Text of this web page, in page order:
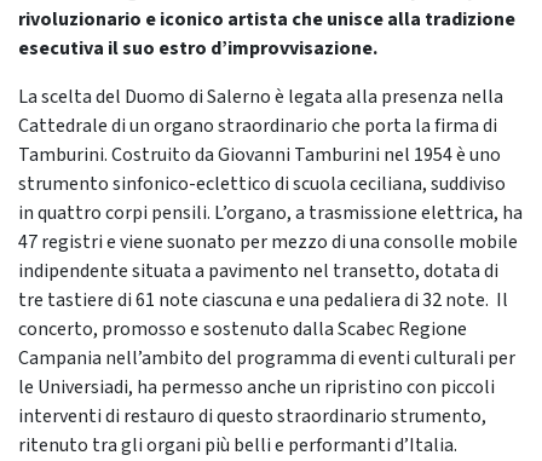
rivoluzionario e iconico artista che unisce alla tradizione
esecutiva il suo estro d’improvvisazione.
La scelta del Duomo di Salerno è legata alla presenza nella
Cattedrale di un organo straordinario che porta la firma di
Tamburini. Costruito da Giovanni Tamburini nel 1954 è uno
strumento sinfonico-eclettico di scuola ceciliana, suddiviso
in quattro corpi pensili. L’organo, a trasmissione elettrica, ha
47 registri e viene suonato per mezzo di una consolle mobile
indipendente situata a pavimento nel transetto, dotata di
tre tastiere di 61 note ciascuna e una pedaliera di 32 note. Il
concerto, promosso e sostenuto dalla Scabec Regione
Campania nell’ambito del programma di eventi culturali per
le Universiadi, ha permesso anche un ripristino con piccoli
interventi di restauro di questo straordinario strumento,
ritenuto tra gli organi più belli e performanti d’Italia.